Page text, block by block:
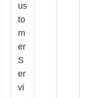
us
to
m
er
S
er
vi